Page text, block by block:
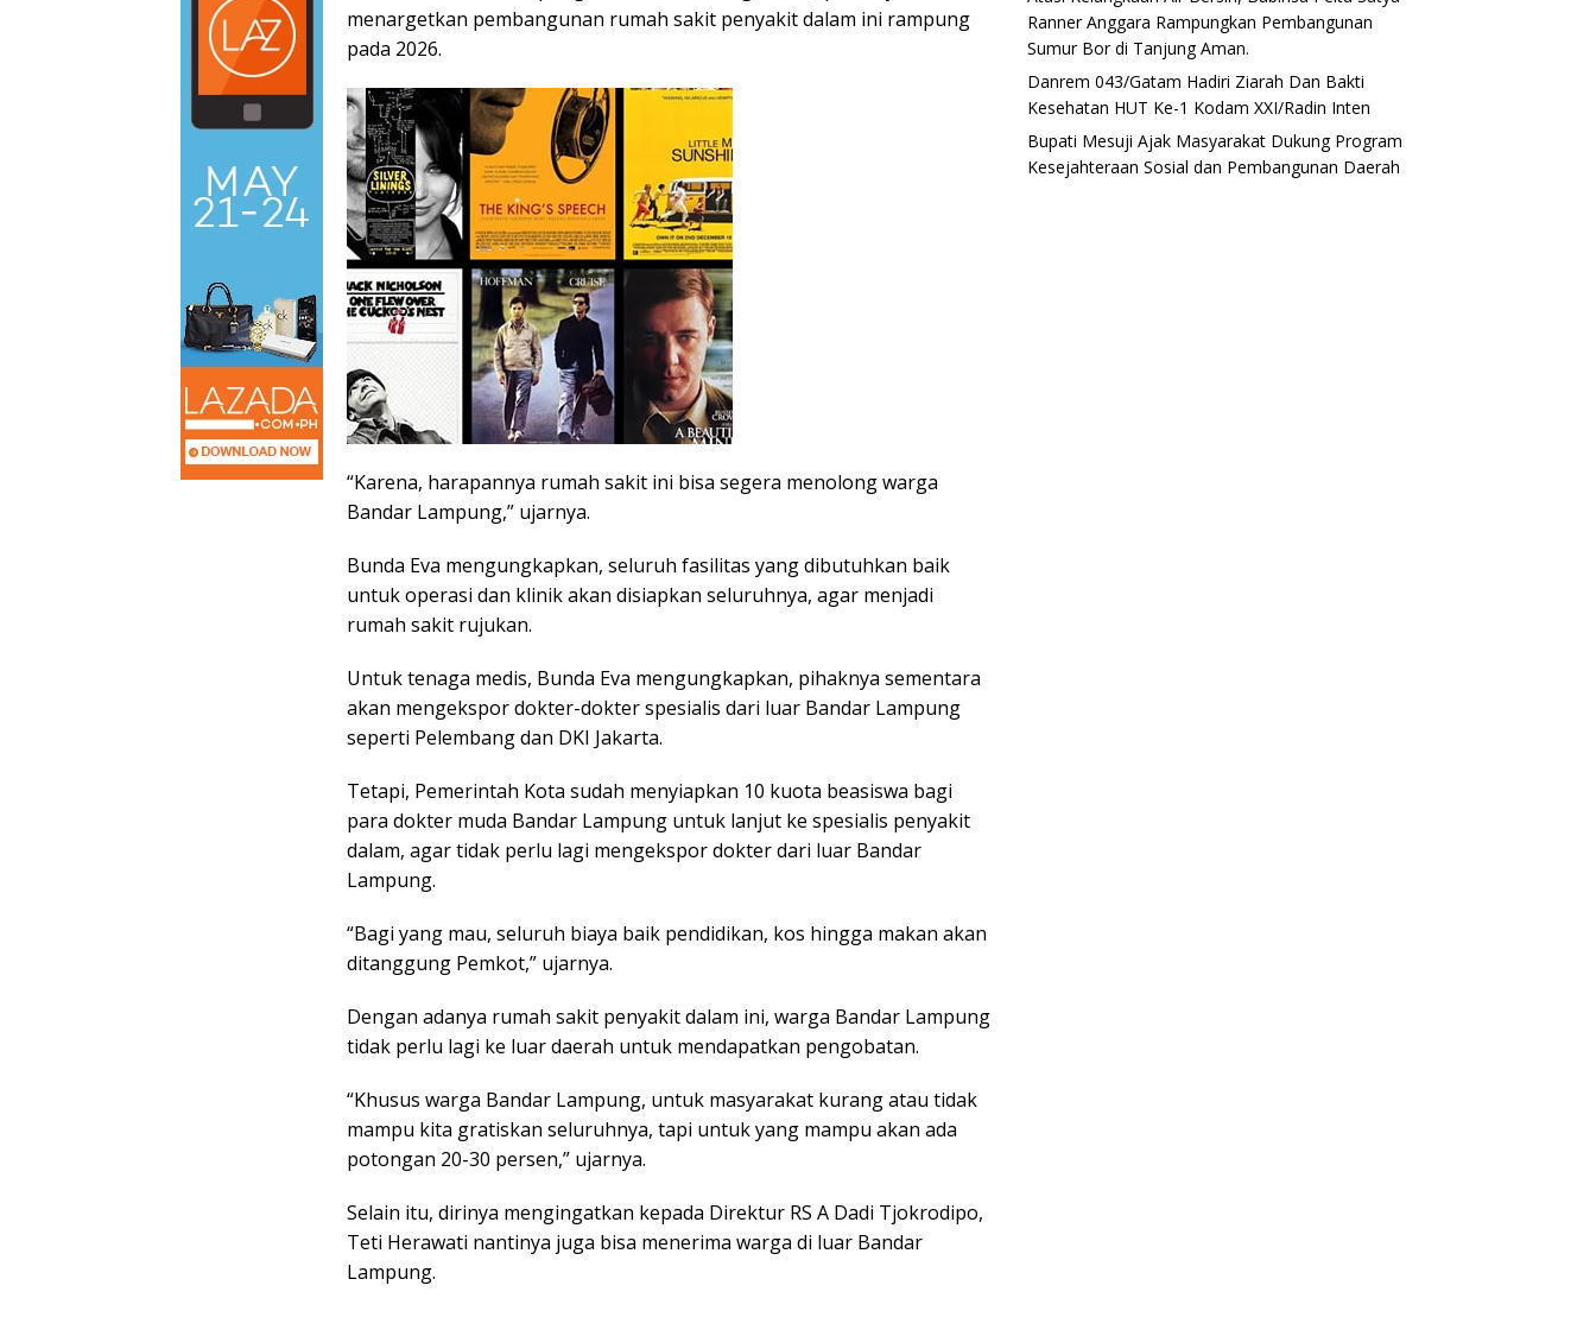
menargetkan pembangunan rumah sakit penyakit dalam ini rampung
pada 2026.
“Karena, harapannya rumah sakit ini bisa segera menolong warga
Bandar Lampung,” ujarnya.
Bunda Eva mengungkapkan, seluruh fasilitas yang dibutuhkan baik
untuk operasi dan klinik akan disiapkan seluruhnya, agar menjadi
rumah sakit rujukan.
Untuk tenaga medis, Bunda Eva mengungkapkan, pihaknya sementara
akan mengekspor dokter-dokter spesialis dari luar Bandar Lampung
seperti Pelembang dan DKI Jakarta.
Tetapi, Pemerintah Kota sudah menyiapkan 10 kuota beasiswa bagi
para dokter muda Bandar Lampung untuk lanjut ke spesialis penyakit
dalam, agar tidak perlu lagi mengekspor dokter dari luar Bandar
Lampung.
“Bagi yang mau, seluruh biaya baik pendidikan, kos hingga makan akan
ditanggung Pemkot,” ujarnya.
Dengan adanya rumah sakit penyakit dalam ini, warga Bandar Lampung
tidak perlu lagi ke luar daerah untuk mendapatkan pengobatan.
“Khusus warga Bandar Lampung, untuk masyarakat kurang atau tidak
mampu kita gratiskan seluruhnya, tapi untuk yang mampu akan ada
potongan 20-30 persen,” ujarnya.
Selain itu, dirinya mengingatkan kepada Direktur RS A Dadi Tjokrodipo,
Teti Herawati nantinya juga bisa menerima warga di luar Bandar
Lampung.
Ranner Anggara Rampungkan Pembangunan
Sumur Bor di Tanjung Aman.
Danrem 043/Gatam Hadiri Ziarah Dan Bakti
Kesehatan HUT Ke-1 Kodam XXI/Radin Inten
Bupati Mesuji Ajak Masyarakat Dukung Program
Kesejahteraan Sosial dan Pembangunan Daerah